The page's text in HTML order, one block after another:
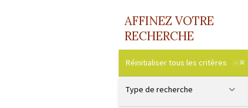
AFFINEZ VOTRE
RECHERCHE
Réinitialiser tous les critères
Type de recherche